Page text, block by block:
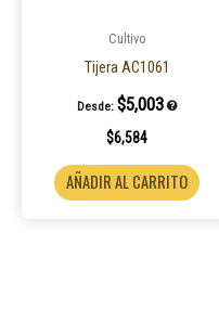
Cultivo
Tijera AC1061
Desde: $5,003
$6,584
AÑADIR AL CARRITO